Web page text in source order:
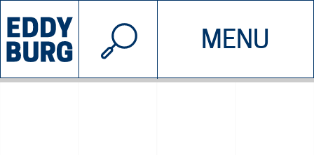
MENU
INIZIATIVE CHI SIAMO
© 2026 EDDYBURG